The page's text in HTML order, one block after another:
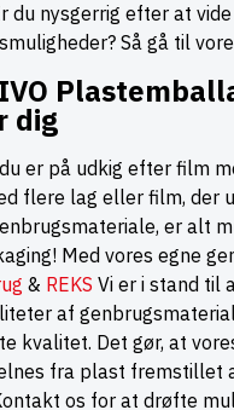
du nysgerrig efter at
Så gå til
dig
er på udkig efter film
flere lag eller film, der
er alt
Med vores egne
& REKS Vi er i stand til
af
kvalitet. Det gør, at
fra plast fremstillet
os for at drøfte